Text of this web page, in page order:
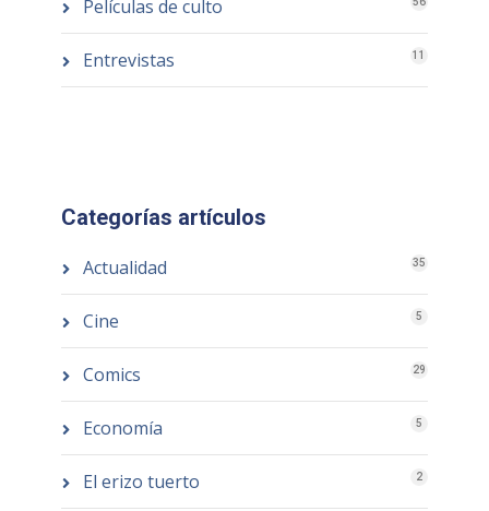
Películas de culto
Entrevistas 11
Categorías artículos
Actualidad 35
Cine 5
Comics 29
Economía 5
El erizo tuerto 2